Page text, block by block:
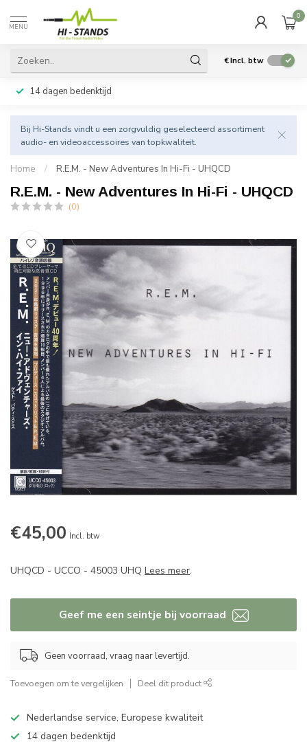
MENU
0
€Incl. btw
14 dagen bedenktijd
Bij Hi-Stands vindt u een zorgvuldig geselecteerd assortiment
audio- en videoaccessoires van topkwaliteit.
Home / R.E.M. - New Adventures In Hi-Fi - UHQCD
R.E.M. - New Adventures In Hi-Fi - UHQCD
(0)
€45,00 Incl. btw
UHQCD - UCCO - 45003 UHQ Lees meer.
Geef me een seintje bij voorraad
Geen voorraad, vraag naar levertijd.
Toevoegen om te vergelijken Deel dit product
Nederlandse service, Europese kwaliteit
14 dagen bedenktijd